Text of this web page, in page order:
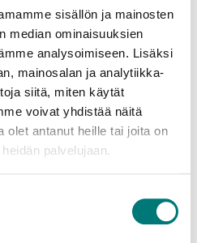
sisällön ja mainosten
median ominaisuuksien
analysoimiseen. Lisäksi
mainosalan ja analytiikka-
siitä, miten käytät
voivat yhdistää näitä
olet antanut heille tai joita on
palvelujaan.
lastata niin, etteivät ne
sikin sokin. Silloin
näkee nopeasti, mitä
helppo purkaa jätteet
aina vaaralliset jätteet
hiuslakkapullo.
jätteitä kannattaa
eikä vähän kerrallaan.